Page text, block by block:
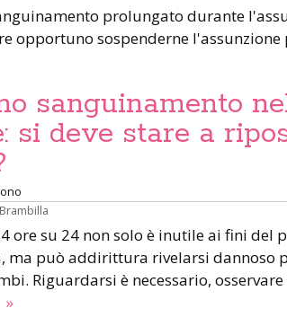
prolungato durante
opportuno sospenderne l'assunzione
sanguinamento
si deve stare a
ore su 24 non solo è inutile ai fini del
ma può addirittura rivelarsi dannoso
Riguardarsi è necessario,
»